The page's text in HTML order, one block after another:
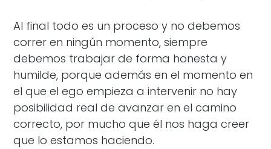
Al final todo es un proceso y no debemos
correr en ningún momento, siempre
debemos trabajar de forma honesta y
humilde, porque además en el momento en
el que el ego empieza a intervenir no hay
posibilidad real de avanzar en el camino
correcto, por mucho que él nos haga creer
que lo estamos haciendo.